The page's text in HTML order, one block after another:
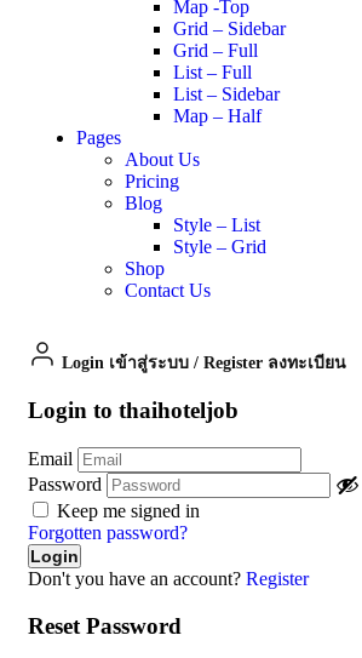
Map -Top
Grid – Sidebar
Grid – Full
List – Full
List – Sidebar
Map – Half
Pages
About Us
Pricing
Blog
Style – List
Style – Grid
Shop
Contact Us
Login เข้าสู่ระบบ / Register ลงทะเบียน
Login to thaihoteljob
Email
Password
Keep me signed in
Forgotten password?
Don't you have an account? Register
Reset Password